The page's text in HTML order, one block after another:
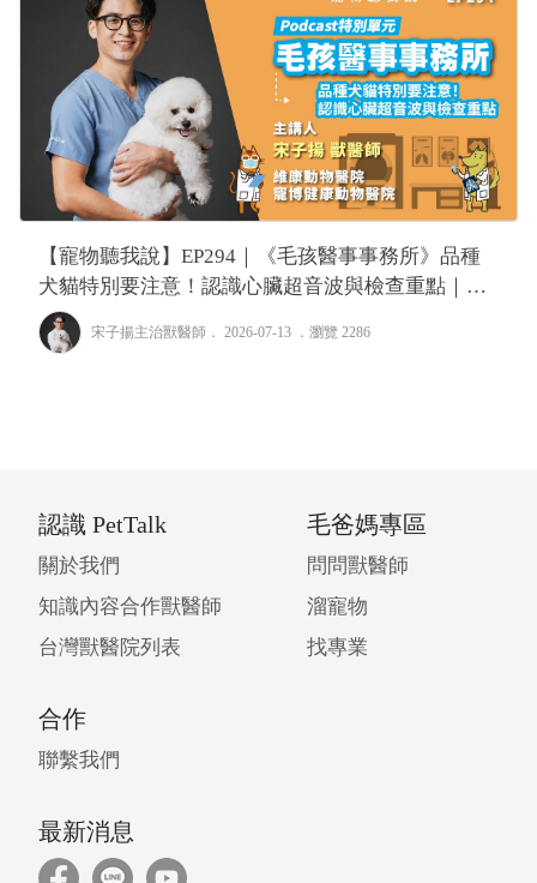
【寵物聽我說】EP294｜《毛孩醫事事務所》品種
犬貓特別要注意！認識心臟超音波與檢查重點｜專
業獸醫—宋子揚
宋子揚主治獸醫師 ． 2026-07-13 ． 瀏覽 2286
認識 PetTalk
關於我們
知識內容合作獸醫師
台灣獸醫院列表
毛爸媽專區
問問獸醫師
溜寵物
找專業
合作
聯繫我們
最新消息